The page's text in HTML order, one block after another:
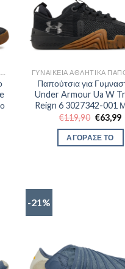
Παπούτσια για
Under Armour Ua W
Reign 6 3027342-001
€119,90 Original
price
was:
€119,90.
€63,99Η
ΑΓΟΡΑΣΕ ΤΟ
-21%